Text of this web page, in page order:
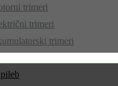
trimeri
trimeri
trimeri